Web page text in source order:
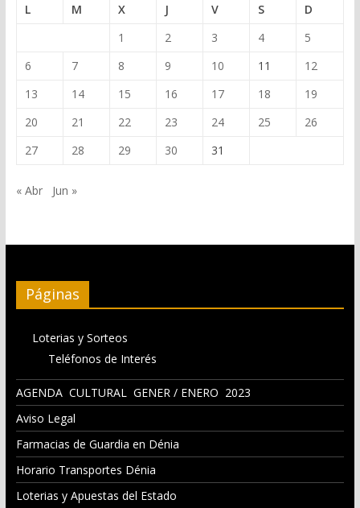
L
M X J V S
D
1
2 3 4
5
6
7 8 9 10 11
12
13
14 15 16 17 18
19
20
21 22 23 24 25
26
27
28 29 30 31
« Abr Jun »
Páginas
Loterias y Sorteos
Teléfonos de Interés
AGENDA CULTURAL GENER / ENERO 2023
Aviso Legal
Farmacias de Guardia en Dénia
Horario Transportes Dénia
Loterias y Apuestas del Estado